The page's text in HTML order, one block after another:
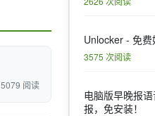
5079 阅读
Unlocker - 免
3575 次阅读
电脑版早晚报
报，免安装！